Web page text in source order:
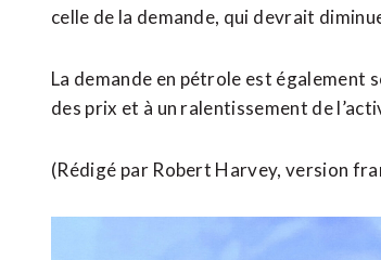
celle ‌de la demande, qui ⁠devrait
La demande ​en pétrole est également
des prix et à un ralentissement de
(Rédigé ⁠par Robert Harvey, version